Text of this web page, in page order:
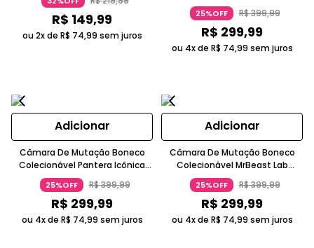
Removível Candide
R$ 149,99
ou 2x de R$ 74,99 sem juros
Jerry Azul 3-4 Anos Luzes E Sons
Candide
25%OFF R$399,99
R$ 299,99
ou 4x de R$ 74,99 sem juros
Adicionar
Câmara De Mutação Boneco
Colecionável Pantera Icônica
MrBeast Lab Mutators Mais De 14
Anos Interativo Candide
25%OFF R$399,99
R$ 299,99
ou 4x de R$ 74,99 sem juros
Adicionar
Câmara De Mutação Boneco
Colecionável MrBeast Lab
Mutators Pantera Metálica
Interativa Cinco Anos Candide
25%OFF R$399,99
R$ 299,99
ou 4x de R$ 74,99 sem juros